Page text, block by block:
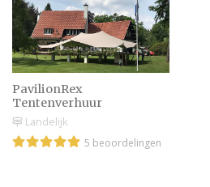
PavilionRex
Tentenverhuur
Landelijk
5 beoordelingen